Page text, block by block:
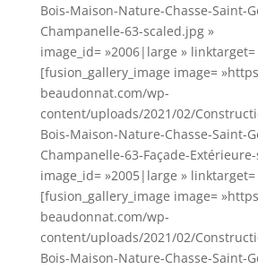
Bois-Maison-Nature-Chasse-Saint-
Champanelle-63-scaled.jpg »
image_id= »2006|large » linktarget=
[fusion_gallery_image image=
beaudonnat.com/wp-
content/uploads/2021/02/
Bois-Maison-Nature-Chasse-Saint-
Champanelle-63-Façade-
image_id= »2005|large » linktarget=
[fusion_gallery_image image=
beaudonnat.com/wp-
content/uploads/2021/02/
Bois-Maison-Nature-Chasse-Saint-